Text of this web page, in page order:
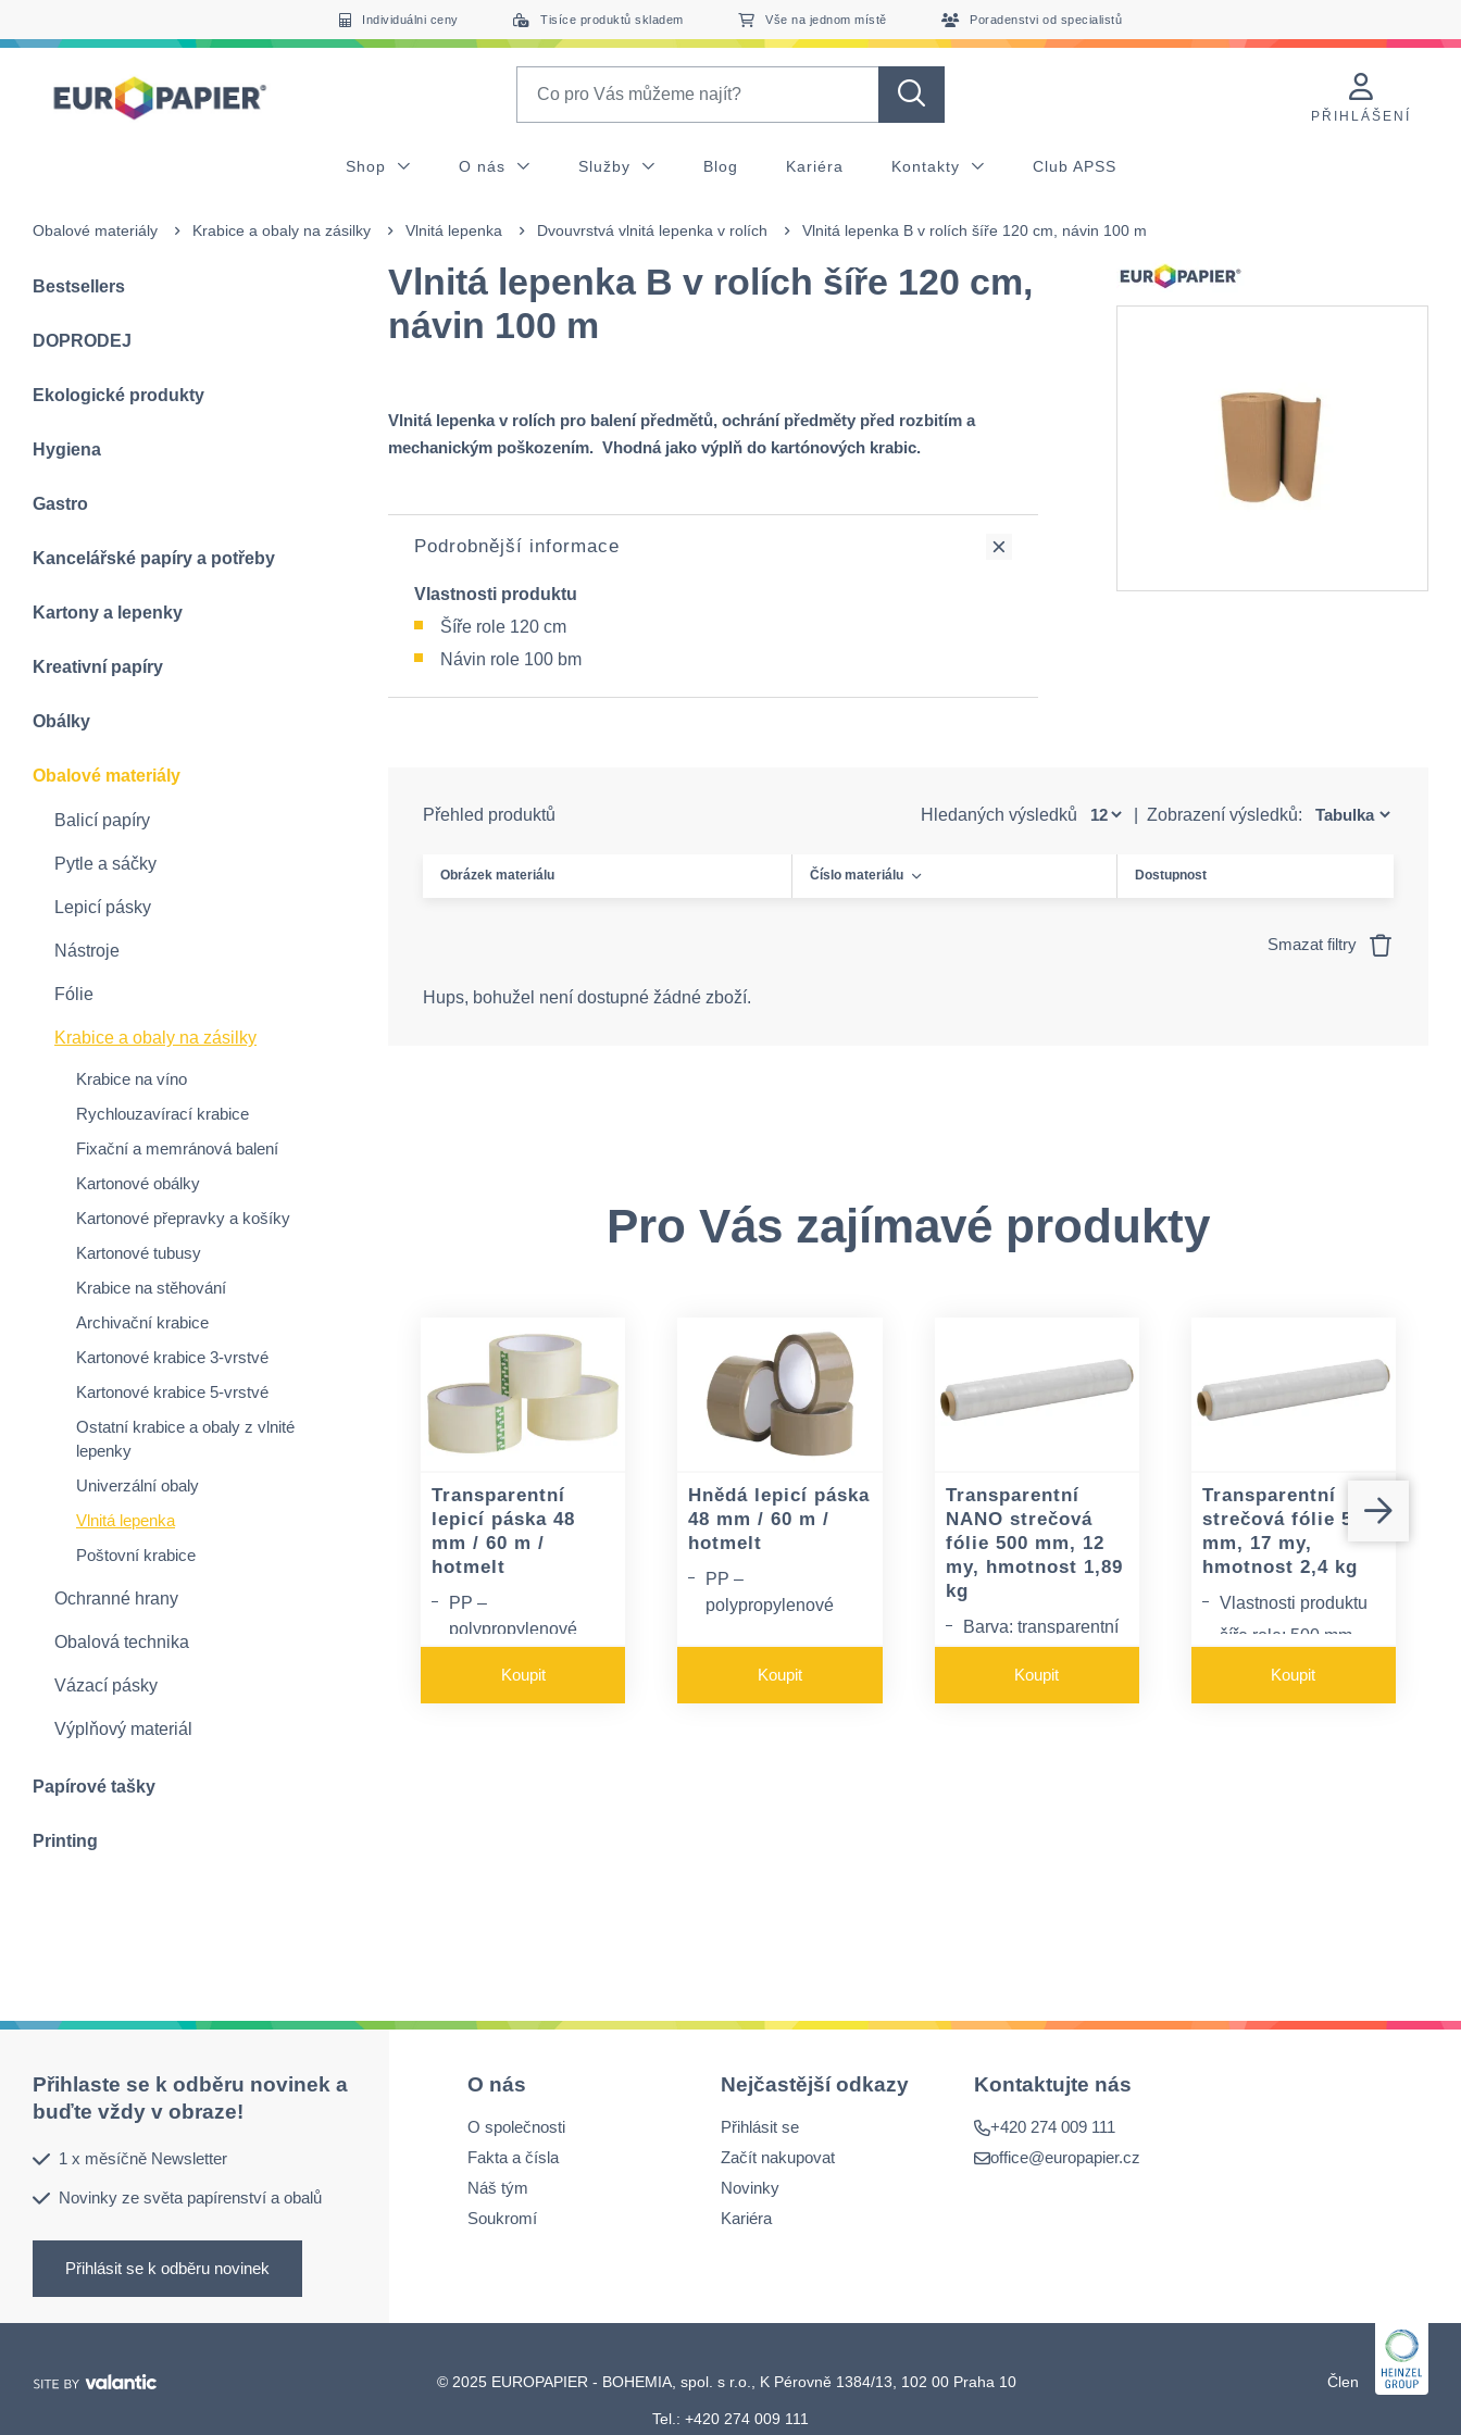
Individuálni ceny Tisíce produktů skladem Vše na jednom místě Poradenstvi od specialistů
PŘIHLÁŠENÍ
Shop O nás Služby Blog Kariéra Kontakty Club APSS
Obalové materiály Krabice a obaly na zásilky Vlnitá lepenka Dvouvrstvá vlnitá lepenka v rolích Vlnitá lepenka B v rolích šíře 120 cm, návin 100 m
Bestsellers
DOPRODEJ
Ekologické produkty
Hygiena
Gastro
Kancelářské papíry a potřeby
Kartony a lepenky
Kreativní papíry
Obálky
Obalové materiály
Balicí papíry
Pytle a sáčky
Lepicí pásky
Nástroje
Fólie
Krabice a obaly na zásilky
Krabice na víno
Rychlouzavírací krabice
Fixační a memránová balení
Kartonové obálky
Kartonové přepravky a košíky
Kartonové tubusy
Krabice na stěhování
Archivační krabice
Kartonové krabice 3-vrstvé
Kartonové krabice 5-vrstvé
Ostatní krabice a obaly z vlnité
lepenky
Univerzální obaly
Vlnitá lepenka
Poštovní krabice
Ochranné hrany
Obalová technika
Vázací pásky
Výplňový materiál
Papírové tašky
Printing
Vlnitá lepenka B v rolích šíře 120 cm,
návin 100 m
Vlnitá lepenka v rolích pro balení předmětů, ochrání předměty před rozbitím a
mechanickým poškozením. Vhodná jako výplň do kartónových krabic.
Podrobnější informace
Vlastnosti produktu
Šíře role 120 cm
Návin role 100 bm
Přehled produktů Hledaných výsledků Zobrazení výsledků:
Obrázek materiálu Číslo materiálu Dostupnost
Smazat filtry
Hups, bohužel není dostupné žádné zboží.
Pro Vás zajímavé produkty
Transparentní
lepicí páska 48
mm / 60 m /
hotmelt
PP –
polypropylenové
Aplikační teplota 0-
Koupit
Hnědá lepicí páska
48 mm / 60 m /
hotmelt
PP –
polypropylenové
Koupit
Transparentní
NANO strečová
fólie 500 mm, 12
my, hmotnost 1,89
kg
Barva: transparentní
Koupit
Transparentní
strečová fólie 500
mm, 17 my,
hmotnost 2,4 kg
Vlastnosti produktu
šíře role: 500 mm
váha: 2,24 kg
Koupit
Přihlaste se k odběru novinek a
buďte vždy v obraze!
1 x měsíčně Newsletter
Novinky ze světa papírenství a obalů
Přihlásit se k odběru novinek
O nás
O společnosti
Fakta a čísla
Náš tým
Soukromí
Nejčastější odkazy
Přihlásit se
Začít nakupovat
Novinky
Kariéra
Kontaktujte nás
+420 274 009 111
office@europapier.cz
© 2025 EUROPAPIER - BOHEMIA, spol. s r.o., K Pérovně 1384/13, 102 00 Praha 10
Tel.: +420 274 009 111
Člen